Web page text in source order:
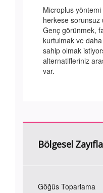
Microplus yöntemi
herkese sorunsuz
Genç görünmek,
kurtulmak ve
sahip olmak
alternatifleriniz
var.
Bölgesel
Göğüs Toparlama